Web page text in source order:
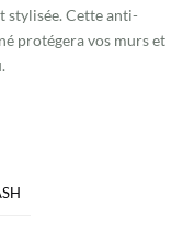
stylisée. Cette anti-
protégera vos murs et